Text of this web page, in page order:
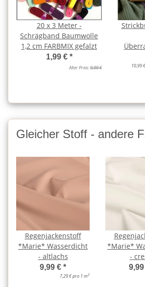
20 x 3 Meter -
Schrägband Baumwolle
1,2 cm FARBMIX gefalzt
1,99 € *
Alter Preis:9,99 € 10,99
Gleicher Stoff - andere
Regenjackenstoff
*Marie* Wasserdicht
- altlachs
9,99 € *
7,29 € pro 1 m2
*Marie*
-